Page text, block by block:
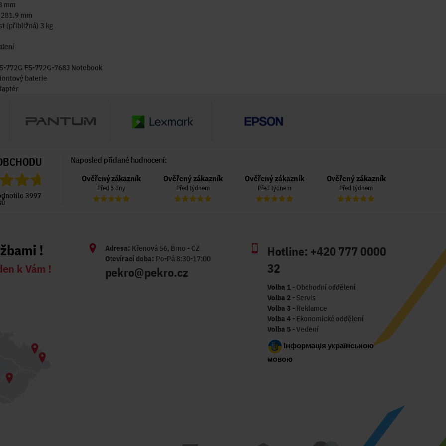
mm
mm
(přibližná) 3 kg
772G E5-772G-768J Notebook
baterie
3997
Naposled přidané hodnocení:
Ověřený zákazník
Před 5 dny
Ověřený zákazník
Před 5 dny
Ověřený zákazník
Před týdnem
Ověřený zákazník
Před týdnem
Ověřený zákazník
Před týdnem
!
k Vám !
Adresa: Křenová 56, Brno - CZ
Otevírací doba: Po-Pá 8:30-17:00
pekro@pekro.cz
Hotline: +420 777 0000
32
Volba 1 - Obchodní oddělení
Volba 2 - Servis
Volba 3 - Reklamce
Volba 4 - Ekonomické oddělení
Volba 5 - Vedení
Інформація українською
мовою